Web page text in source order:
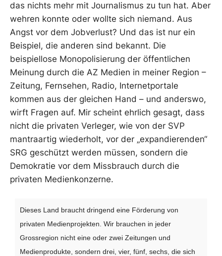
das nichts mehr mit Journalismus zu tun hat. Aber
wehren konnte oder wollte sich niemand. Aus
Angst vor dem Jobverlust? Und das ist nur ein
Beispiel, die anderen sind bekannt. Die
beispiellose Monopolisierung der öffentlichen
Meinung durch die AZ Medien in meiner Region –
Zeitung, Fernsehen, Radio, Internetportale
kommen aus der gleichen Hand – und anderswo,
wirft Fragen auf. Mir scheint ehrlich gesagt, dass
nicht die privaten Verleger, wie von der SVP
mantraartig wiederholt, vor der „expandierenden“
SRG geschützt werden müssen, sondern die
Demokratie vor dem Missbrauch durch die
privaten Medienkonzerne.
Dieses Land braucht dringend eine Förderung von
privaten Medienprojekten. Wir brauchen in jeder
Grossregion nicht eine oder zwei Zeitungen und
Medienprodukte, sondern drei, vier, fünf, sechs, die sich